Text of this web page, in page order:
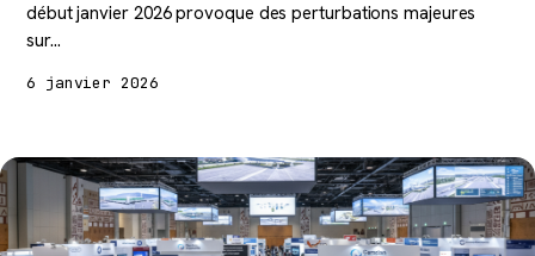
début janvier 2026 provoque des perturbations majeures
sur…
6 janvier 2026